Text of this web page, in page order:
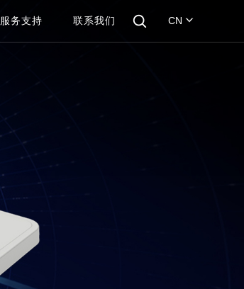
CN
服务支持 联系我们